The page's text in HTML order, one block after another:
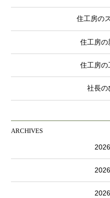
住工房の
住工房の
住工房の
社長の
ARCHIVES